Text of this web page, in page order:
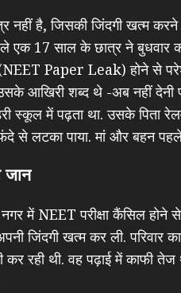
नहीं है, जिसकी जिंदगी खत्म करने
एक 17 साल के छात्र ने
(NEET Paper Leak) होने से
आखिरी शब्द थे -अब नहीं देनी
स्कूल में पढ़ता था. उसके पिता
से लटका पाया. मां और बहन
जान
में NEET परीक्षा कैंसिल होने
जिंदगी खत्म कर ली. परिवार
कर रही थी. वह पढ़ाई में काफी